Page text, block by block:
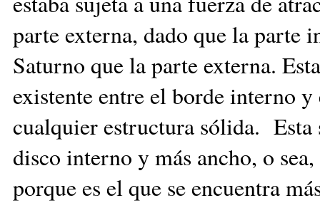
parte externa, dado que la parte
Saturno que la parte externa.
existente entre el borde interno
cualquier estructura sólida. Esta
disco interno y más ancho, o
porque es el que se encuentra